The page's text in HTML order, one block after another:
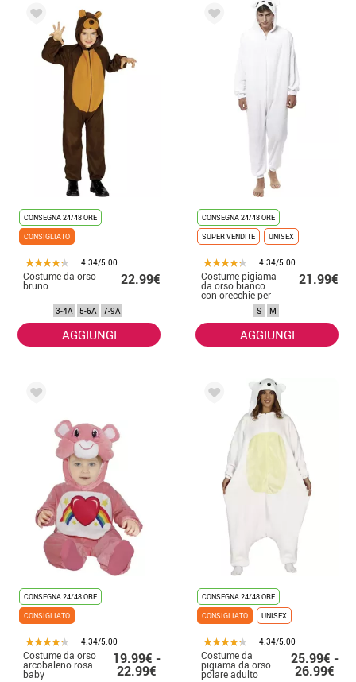
CONSEGNA 24/48 ORE
CONSIGLIATO
4.34/5.00
Costume da orso
bruno 22.99€
3-4A 5-6A 7-9A
AGGIUNGI
CONSEGNA 24/48 ORE
SUPER VENDITE
UNISEX
4.34/5.00
Costume pigiama
da orso bianco
con orecchie per
21.99€
S M
AGGIUNGI
CONSEGNA 24/48 ORE
CONSIGLIATO
4.34/5.00
Costume da orso
arcobaleno rosa
baby
19.99€ -
22.99€
CONSEGNA 24/48 ORE
CONSIGLIATO
UNISEX
4.34/5.00
Costume da
pigiama da orso
polare adulto
25.99€ -
26.99€